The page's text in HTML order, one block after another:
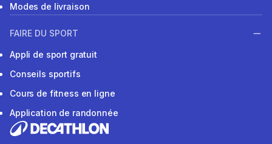
Modes de livraison
FAIRE DU SPORT
Appli de sport gratuit
Conseils sportifs
Cours de fitness en ligne
Application de randonnée